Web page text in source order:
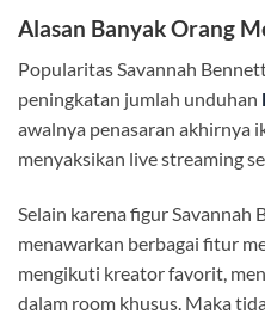
Alasan Banyak Orang
Popularitas Savannah
peningkatan jumlah unduhan
awalnya penasaran akhirnya
menyaksikan live streaming
Selain karena figur Savannah
menawarkan berbagai fitur
mengikuti kreator favorit,
dalam room khusus. Maka